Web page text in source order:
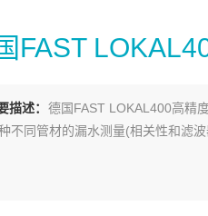
FAST
描述： 德国FAST LOKAL400高精
不同管材的漏水测量(相关性和滤波